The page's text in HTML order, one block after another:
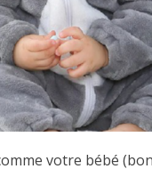
votre bébé